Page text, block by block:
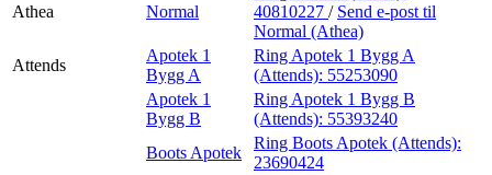
Athea Normal
40810227 / Send e-post til
Normal (Athea)
Attends
Apotek 1
Bygg A
Ring Apotek 1 Bygg A
(Attends): 55253090
Apotek 1
Bygg B
Ring Apotek 1 Bygg B
(Attends): 55393240
Boots Apotek
Ring Boots Apotek (Attends):
23690424